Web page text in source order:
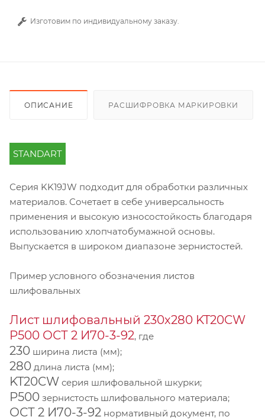
Изготовим по индивидуальному заказу.
ОПИСАНИЕ РАСШИФРОВКА МАРКИРОВКИ
STANDART
Серия KK19JW подходит для обработки различных
материалов. Сочетает в себе универсальность
применения и высокую износостойкость благодаря
использованию хлопчатобумажной основы.
Выпускается в широком диапазоне зернистостей.
Пример условного обозначения листов
шлифовальных
Лист шлифовальный 230х280 KT20CW
P500 ОСТ 2 И70-3-92, где
230 ширина листа (мм);
280 длина листа (мм);
KT20CW серия шлифовальной шкурки;
P500 зернистость шлифовального материала;
ОСТ 2 И70-3-92 нормативный документ, по